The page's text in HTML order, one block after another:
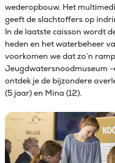
wederopbouw. Het
geeft de slachtoffers op
In de laatste caisson wordt
heden en het waterbeheer
voorkomen we dat zo’n
Jeugdwatersnoodmuseum
ontdek je de bijzondere
(5 jaar) en Mina (12).